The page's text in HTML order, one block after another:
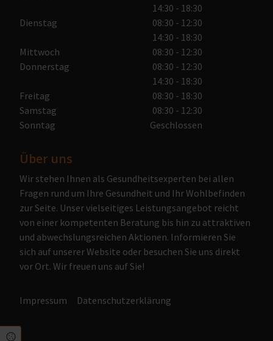
14:30 - 18:30
Dienstag
08:30 - 12:30
14:30 - 18:30
Mittwoch
08:30 - 12:30
Donnerstag
08:30 - 12:30
14:30 - 18:30
Freitag
08:30 - 18:30
Samstag
08:30 - 12:30
Sonntag
Geschlossen
Über uns
Wir stehen Ihnen als Gesundheitsexperten bei allen
Fragen rund um Ihre Gesundheit und Ihr Wohlbefinden
zur Seite. Unser vielseitiges Leistungsangebot reicht
von einer kompetenten Beratung bis hin zu attraktiven
und abwechslungsreichen Aktionen. Informieren Sie
sich auf unserer Website oder besuchen Sie uns direkt
vor Ort. Wir freuen uns auf Sie!
Impressum Datenschutzerklärung